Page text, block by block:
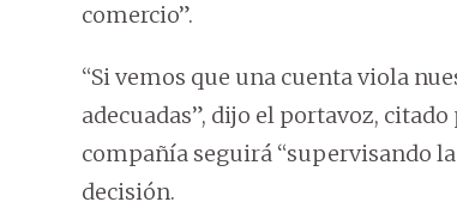
comercio”.
“Si vemos que una cuenta viola
adecuadas”, dijo el portavoz,
compañía seguirá “supervisando
decisión.